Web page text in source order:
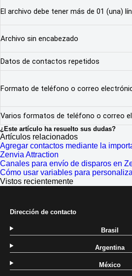
El archivo debe tener más de 01 (una)
Archivo sin encabezado
Datos de contactos repetidos
Formato de teléfono o correo
Varios formatos de teléfono o correo
¿Este artículo ha resuelto sus dudas?
Artículos relacionados
Agregar contactos mediante la
Zenvia Attraction
Canales para envío de disparos en
Cómo usar variables para
Vistos recientemente
Dirección de contacto
Brasil
Argentina
México